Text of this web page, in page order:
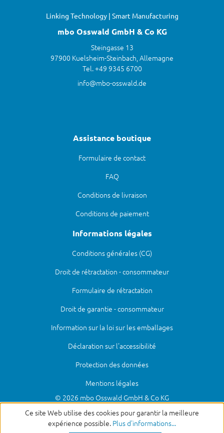
Ce site Web utilise des cookies pour garantir la meilleure
expérience possible. Plus d'informations...
Linking Technology | Smart Manufacturing
mbo Osswald GmbH & Co KG
Steingasse 13
97900 Kuelsheim-Steinbach, Allemagne
Tel. +49 9345 6700
info@mbo-osswald.de
Assistance boutique
Formulaire de contact
FAQ
Conditions de livraison
Conditions de paiement
Informations légales
Conditions générales (CG)
Droit de rétractation - consommateur
Formulaire de rétractation
Droit de garantie - consommateur
Information sur la loi sur les emballages
Déclaration sur l'accessibilité
Protection des données
Mentions légales
© 2026 mbo Osswald GmbH & Co KG